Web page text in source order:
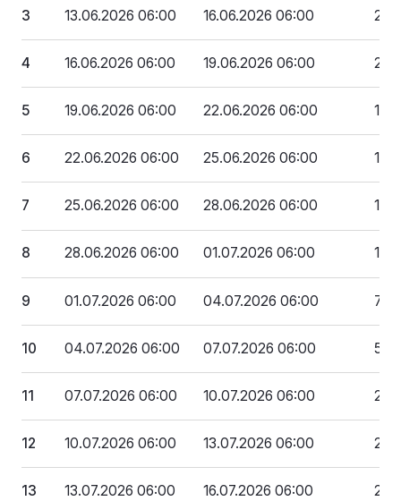
3 13.06.2026 06:00 16.06.2026 06:00 2
4 16.06.2026 06:00 19.06.2026 06:00 2
5 19.06.2026 06:00 22.06.2026 06:00 1
6 22.06.2026 06:00 25.06.2026 06:00 1
7 25.06.2026 06:00 28.06.2026 06:00 1
8 28.06.2026 06:00 01.07.2026 06:00 1
9 01.07.2026 06:00 04.07.2026 06:00
10 04.07.2026 06:00 07.07.2026 06:00
11 07.07.2026 06:00 10.07.2026 06:00
12 10.07.2026 06:00 13.07.2026 06:00 27
13 13.07.2026 06:00 16.07.2026 06:00 2